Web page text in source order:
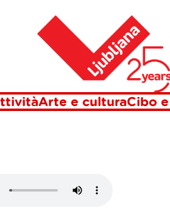
Arte e culturaCibo